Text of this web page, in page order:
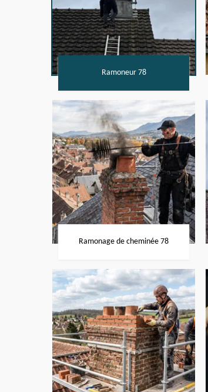
Ramoneur 78
Ramonage de cheminée 78